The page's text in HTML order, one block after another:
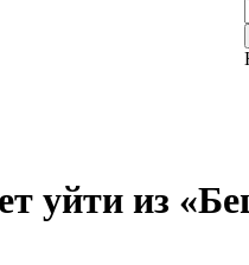
уйти из